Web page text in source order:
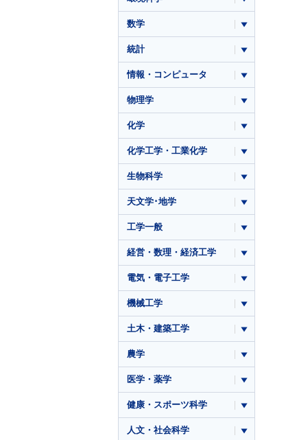
数学
統計
情報・コンピュータ
物理学
化学
化学工学・工業化学
生物科学
天文学･地学
工学一般
経営・数理・経済工学
電気・電子工学
機械工学
土木・建築工学
農学
医学・薬学
健康・スポーツ科学
人文・社会科学